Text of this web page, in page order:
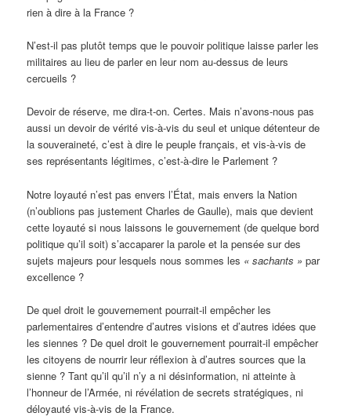
rien à dire à la France ?
N’est-il pas plutôt temps que le pouvoir politique laisse parler les
militaires au lieu de parler en leur nom au-dessus de leurs
cercueils ?
Devoir de réserve, me dira-t-on. Certes. Mais n’avons-nous pas
aussi un devoir de vérité vis-à-vis du seul et unique détenteur de
la souveraineté, c’est à dire le peuple français, et vis-à-vis de
ses représentants légitimes, c’est-à-dire le Parlement ?
Notre loyauté n’est pas envers l’État, mais envers la Nation
(n’oublions pas justement Charles de Gaulle), mais que devient
cette loyauté si nous laissons le gouvernement (de quelque bord
politique qu’il soit) s’accaparer la parole et la pensée sur des
sujets majeurs pour lesquels nous sommes les « sachants » par
excellence ?
De quel droit le gouvernement pourrait-il empêcher les
parlementaires d’entendre d’autres visions et d’autres idées que
les siennes ? De quel droit le gouvernement pourrait-il empêcher
les citoyens de nourrir leur réflexion à d’autres sources que la
sienne ? Tant qu’il qu’il n’y a ni désinformation, ni atteinte à
l’honneur de l’Armée, ni révélation de secrets stratégiques, ni
déloyauté vis-à-vis de la France.